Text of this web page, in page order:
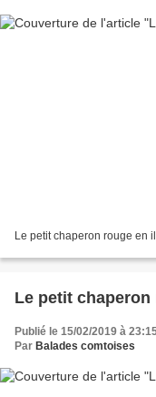
Le petit chaperon rouge en
Le petit
Publié le 15/02/2019 à
Par Balades comtoises